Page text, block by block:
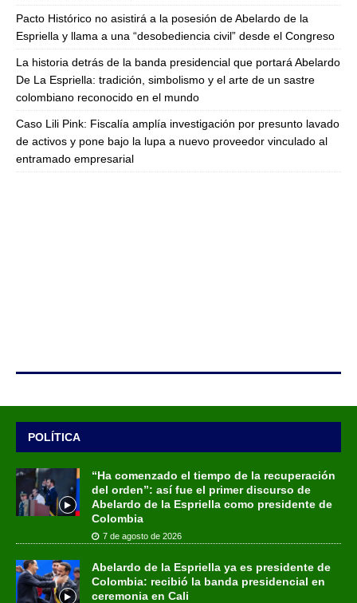
Pacto Histórico no asistirá a la posesión de Abelardo de la
Espriella y llama a una “desobediencia civil” desde el Congreso
La historia detrás de la banda presidencial que portará Abelardo
De La Espriella: tradición, simbolismo y el arte de un sastre
colombiano reconocido en el mundo
Caso Lili Pink: Fiscalía amplía investigación por presunto lavado
de activos y pone bajo la lupa a nuevo proveedor vinculado al
entramado empresarial
POLÍTICA
“Ha comenzado el tiempo de la recuperación
del orden”: así fue el primer discurso de
Abelardo de la Espriella como presidente de
Colombia
7 de agosto de 2026
Abelardo de la Espriella ya es presidente de
Colombia: recibió la banda presidencial en
ceremonia en Cali